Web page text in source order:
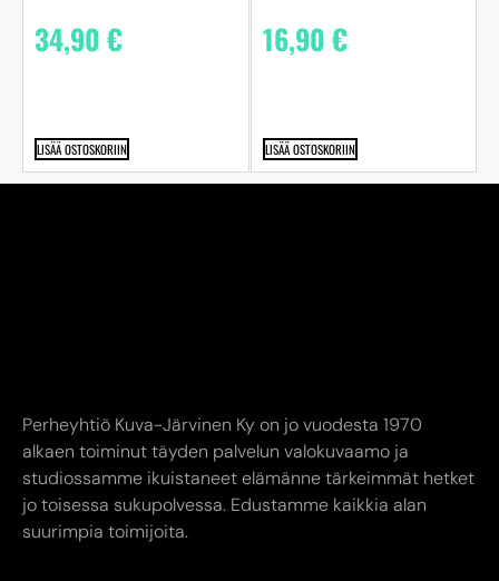
34,90€
LISÄÄ OSTOSKORIIN
16,90€
LISÄÄ OSTOSKORIIN